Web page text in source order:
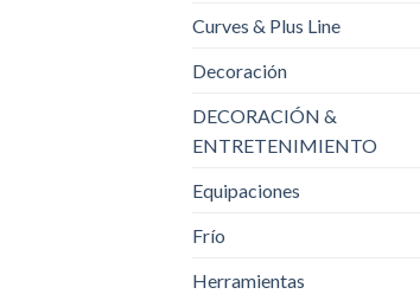
Curves & Plus Line
Decoración
DECORACIÓN &
ENTRETENIMIENTO
Equipaciones
Frío
Herramientas